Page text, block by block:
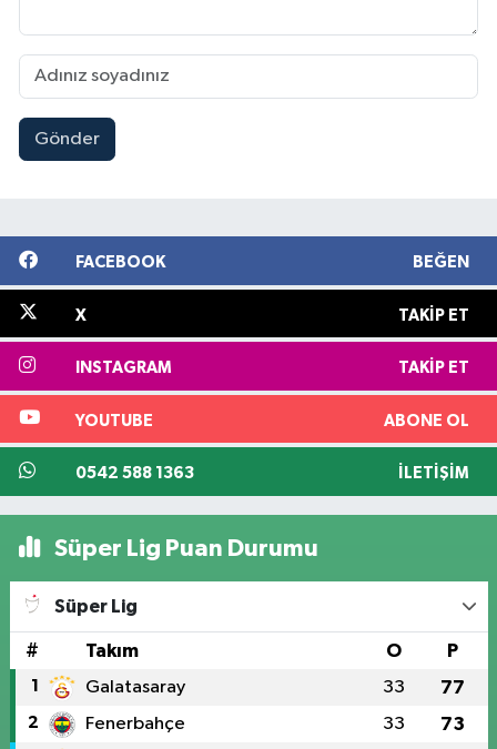
Gönder
FACEBOOK BEĞEN
X TAKIP ET
INSTAGRAM TAKIP ET
YOUTUBE ABONE OL
0542 588 1363 İLETIŞIM
Süper Lig Puan Durumu
Süper Lig
# Takım O P
1 Galatasaray 33 77
2 Fenerbahçe 33 73